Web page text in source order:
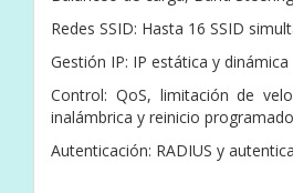
Redes SSID: Hasta 16 SSID
Gestión IP: IP estática y dinámica
Control: QoS, limitación de
inalámbrica y reinicio programado
Autenticación: RADIUS y